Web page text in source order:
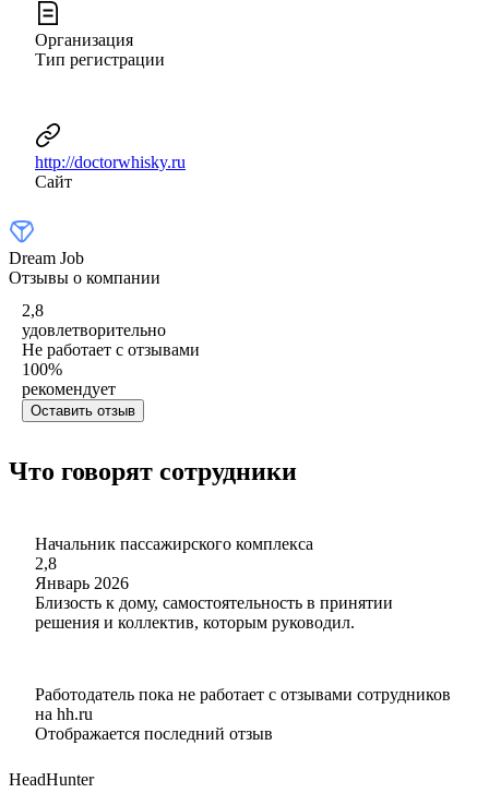
Организация
Тип регистрации
http://doctorwhisky.ru
Сайт
Dream Job
Отзывы о компании
2,8
удовлетворительно
Не работает с отзывами
100%
рекомендует
Оставить отзыв
Что говорят сотрудники
Начальник пассажирского комплекса
2,8
Январь 2026
Близость к дому, самостоятельность в принятии
решения и коллектив, которым руководил.
Работодатель пока не работает с отзывами сотрудников
на hh.ru
Отображается последний отзыв
HeadHunter